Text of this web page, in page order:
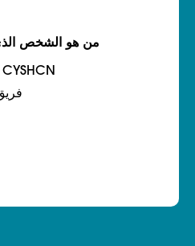
من هو الشخص
أسئلة برنامج/منحة CYSHCN